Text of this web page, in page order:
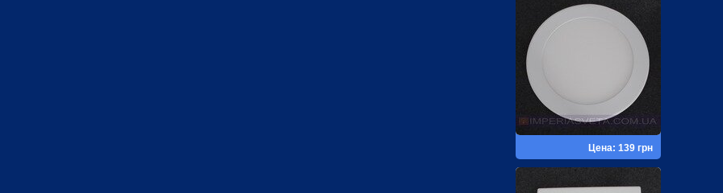
Цена: 139 грн